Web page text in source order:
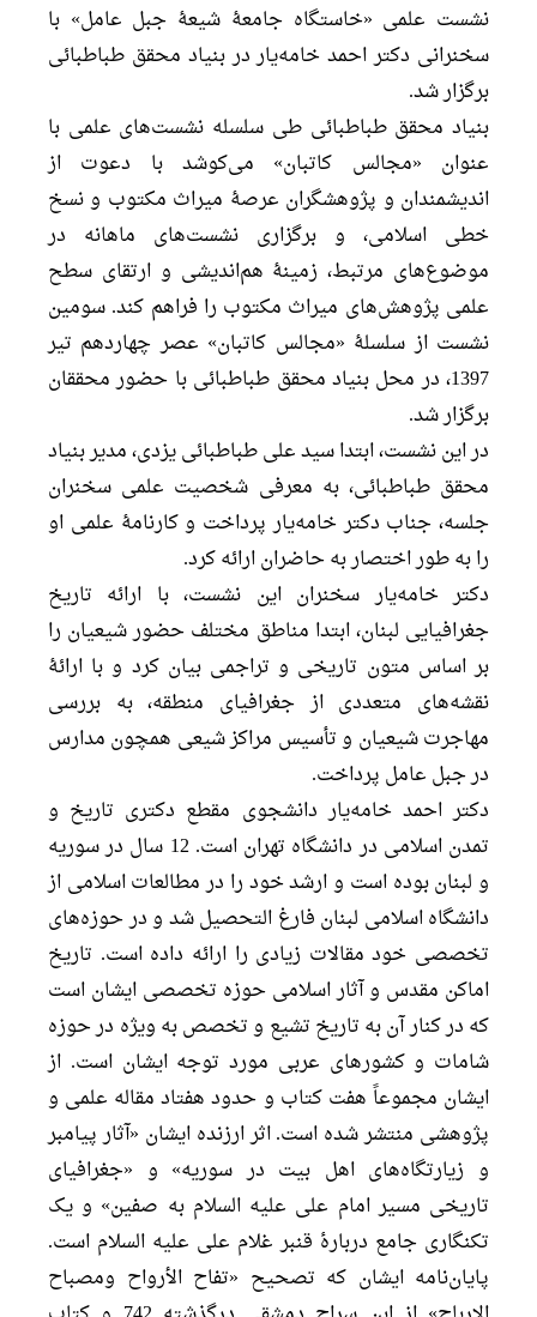
نشست علمی «خاستگاه جامعۀ شیعۀ جبل عامل» با
سخنرانی دکتر احمد خامه‌یار در بنیاد محقق طباطبائی
برگزار شد.
بنیاد محقق طباطبائی طی سلسله نشست‌های علمی با
عنوان «مجالس کاتبان» می‌کوشد با دعوت از
اندیشمندان و پژوهشگران عرصۀ میراث مکتوب و نسخ
خطی اسلامی، و برگزاری نشست‌های ماهانه در
موضوع‌های مرتبط، زمینۀ هم‌اندیشی و ارتقای سطح
علمی پژوهش‌های میراث مکتوب را فراهم کند. سومین
نشست از سلسلۀ «مجالس کاتبان» عصر چهاردهم تیر
1397، در محل بنیاد محقق طباطبائی با حضور محققان
برگزار شد.
در این نشست، ابتدا سید علی طباطبائی یزدی، مدیر بنیاد
محقق طباطبائی، به معرفی شخصیت علمی سخنران
جلسه، جناب دکتر خامه‌یار پرداخت و کارنامۀ علمی او
را به طور اختصار به حاضران ارائه کرد.
دکتر خامه‌یار سخنران این نشست، با ارائه تاریخ
جغرافیایی لبنان، ابتدا مناطق مختلف حضور شیعیان را
بر اساس متون تاریخی و تراجمی بیان کرد و با ارائۀ
نقشه‌های متعددی از جغرافیای منطقه، به بررسی
مهاجرت شیعیان و تأسیس مراکز شیعی همچون مدارس
در جبل عامل پرداخت.
دکتر احمد خامه‌یار دانشجوی مقطع دکتری تاریخ و
تمدن اسلامی در دانشگاه تهران است. 12 سال در سوریه
و لبنان بوده است و ارشد خود را در مطالعات اسلامی از
دانشگاه اسلامی لبنان فارغ التحصیل شد و در حوزه‌های
تخصصی خود مقالات زیادی را ارائه داده است. تاریخ
اماکن مقدس و آثار اسلامی حوزه تخصصی ایشان است
که در کنار آن به تاریخ تشیع و تخصص به ویژه در حوزه
شامات و کشورهای عربی مورد توجه ایشان است. از
ایشان مجموعاً هفت کتاب و حدود هفتاد مقاله علمی و
پژوهشی منتشر شده است. اثر ارزنده ایشان «آثار پیامبر
و زیارتگاه‌های اهل بیت در سوریه» و «جغرافیای
تاریخی مسیر امام علی علیه السلام به صفین» و یک
تکنگاری جامع دربارۀ قنبر غلام علی علیه السلام است.
پایان‌نامه ایشان که تصحیح «تفاح الأرواح ومصباح